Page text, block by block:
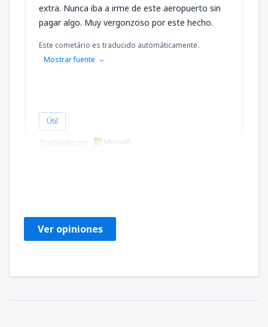
extra. Nunca iba a irme de este aeropuerto sin
pagar algo. Muy vergonzoso por este hecho.
Este cometário es traducido automáticamente.
Mostrar fuente
Útil
Traducido por
Ver opiniones